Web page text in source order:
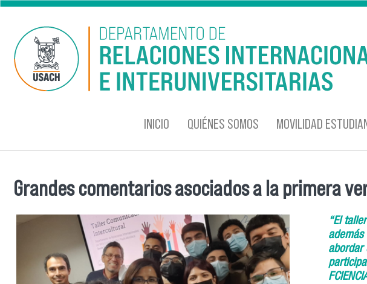
Pasar al contenido principal
INICIO QUIÉNES SOMOS MOVILIDAD
Se encuentra usted aquí
Grandes comentarios asociados a la primera
“El
además
abordar